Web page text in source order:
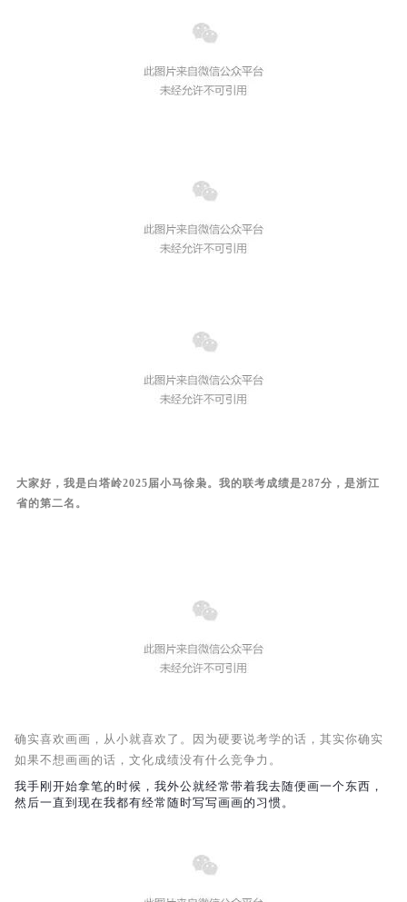
大家好，我是白塔岭2025届小马徐枭。 我的联考成绩是287分，是浙江
省的第二名。
确实喜欢画画，从小就喜欢了。因为硬要说考学的话，其实你确实
如果不想画画的话，文化成绩没有什么竞争力。
我手刚开始拿笔的时候，我外公就经常带着我去随便画一个东西，
然后一直到现在我都有经常随时写写画画的习惯。